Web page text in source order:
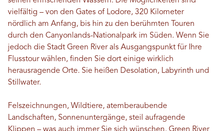
vielfältig – von den Gates of Lodore, 320 Kilometer
nördlich am Anfang, bis hin zu den berühmten Touren
durch den Canyonlands-Nationalpark im Süden. Wenn Sie
jedoch die Stadt Green River als Ausgangspunkt für Ihre
Flusstour wählen, finden Sie dort einige wirklich
herausragende Orte. Sie heißen Desolation, Labyrinth und
Stillwater.
Felszeichnungen, Wildtiere, atemberaubende
Landschaften, Sonnenuntergänge, steil aufragende